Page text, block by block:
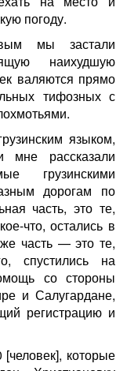
погоду.
мы застали
наихудшую
валяются прямо
тифозных с
языком,
рассказали
грузинскими
дорогам по
часть, это те,
что, остались в
часть — это те,
спустились на
со стороны
и Салугардане,
регистрацию и
[человек], которые